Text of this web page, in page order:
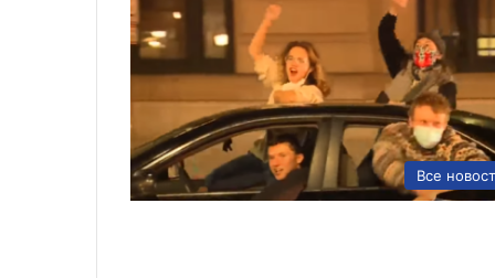
Все